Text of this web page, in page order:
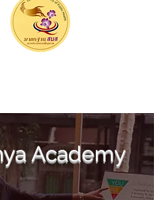
Academy